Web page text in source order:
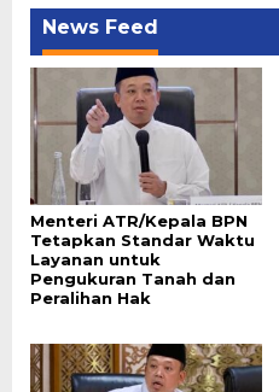
News Feed
Menteri ATR/Kepala BPN
Tetapkan Standar Waktu
Layanan untuk
Pengukuran Tanah dan
Peralihan Hak